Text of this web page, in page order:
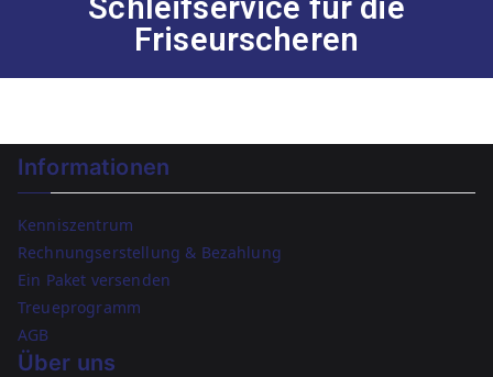
Schleifservice für die
Friseurscheren
Informationen
Kenniszentrum
Rechnungserstellung & Bezahlung
Ein Paket versenden
Treueprogramm
AGB
Über uns